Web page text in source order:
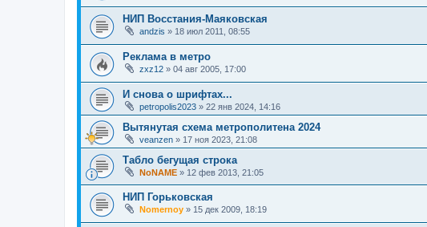
НИП Восстания-Маяковская
andzis » 18 июл 2011, 08:55
Реклама в метро
zxz12 » 04 авг 2005, 17:00
И снова о шрифтах...
petropolis2023 » 22 янв 2024, 14:16
Вытянутая схема метрополитена 2024
veanzen » 17 ноя 2023, 21:08
Табло бегущая строка
NoNAME » 12 фев 2013, 21:05
НИП Горьковская
Nomernoy » 15 дек 2009, 18:19